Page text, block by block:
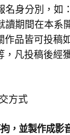
名身分別，如
讀期間在本系
作品皆可投稿
，凡投稿後經
方式
，並製作成影